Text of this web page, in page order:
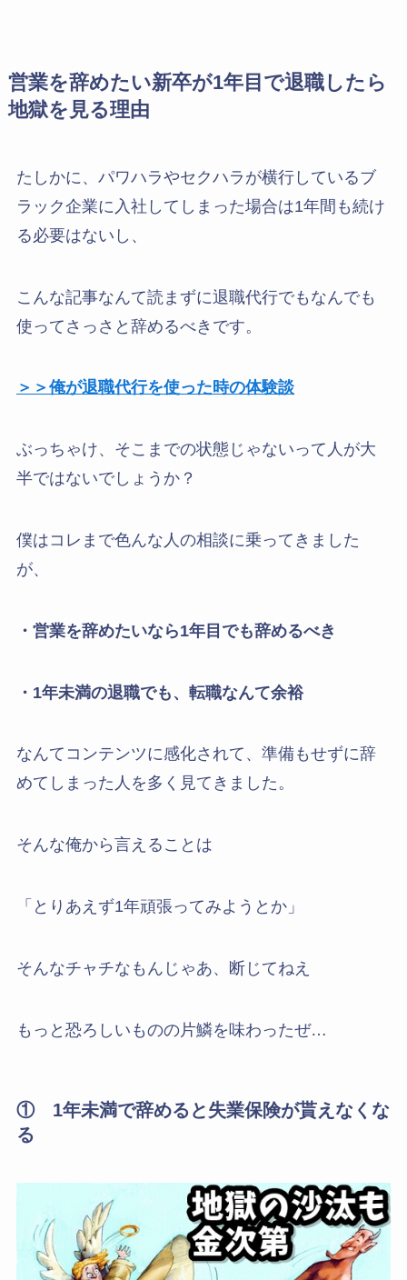
営業を辞めたい新卒が1年目で退職したら
地獄を見る理由
たしかに、パワハラやセクハラが横行しているブ
ラック企業に入社してしまった場合は1年間も続け
る必要はないし、
こんな記事なんて読まずに退職代行でもなんでも
使ってさっさと辞めるべきです。
＞＞俺が退職代行を使った時の体験談
ぶっちゃけ、そこまでの状態じゃないって人が大
半ではないでしょうか？
僕はコレまで色んな人の相談に乗ってきました
が、
・営業を辞めたいなら1年目でも辞めるべき
・1年未満の退職でも、転職なんて余裕
なんてコンテンツに感化されて、準備もせずに辞
めてしまった人を多く見てきました。
そんな俺から言えることは
「とりあえず1年頑張ってみようとか」
そんなチャチなもんじゃあ、断じてねえ
もっと恐ろしいものの片鱗を味わったぜ…
① 1年未満で辞めると失業保険が貰えなくな
る